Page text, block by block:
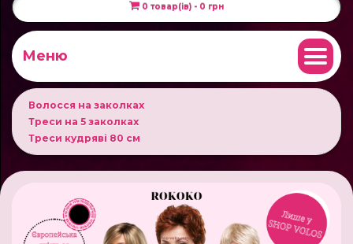
0 товар(ів) - 0 грн
Меню
Волосся на заколках
Треси на 5 заколках
Треси кудряві 80 см